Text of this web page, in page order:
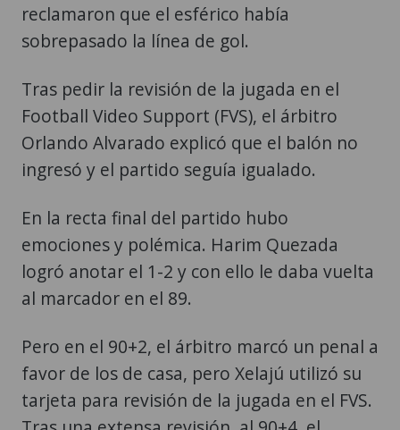
reclamaron que el esférico había
sobrepasado la línea de gol.
Tras pedir la revisión de la jugada en el
Football Video Support (FVS), el árbitro
Orlando Alvarado explicó que el balón no
ingresó y el partido seguía igualado.
En la recta final del partido hubo
emociones y polémica. Harim Quezada
logró anotar el 1-2 y con ello le daba vuelta
al marcador en el 89.
Pero en el 90+2, el árbitro marcó un penal a
favor de los de casa, pero Xelajú utilizó su
tarjeta para revisión de la jugada en el FVS.